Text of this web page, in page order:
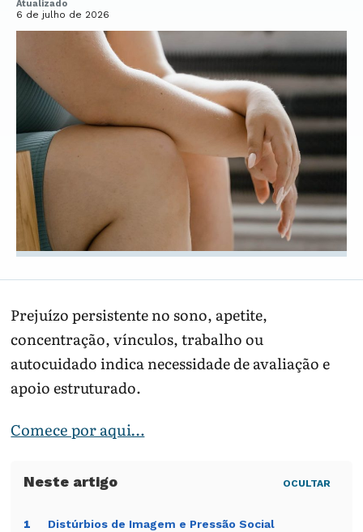
Atualizado
6 de julho de 2026
Prejuízo persistente no sono, apetite,
concentração, vínculos, trabalho ou
autocuidado indica necessidade de avaliação e
apoio estruturado.
Comece por aqui…
OCULTAR
1 Distúrbios de Imagem e Pressão Social